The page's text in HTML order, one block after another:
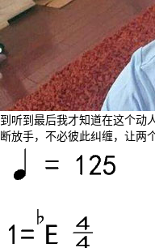
到听到最后我才知道在这个动
断放手，不必彼此纠缠，让两